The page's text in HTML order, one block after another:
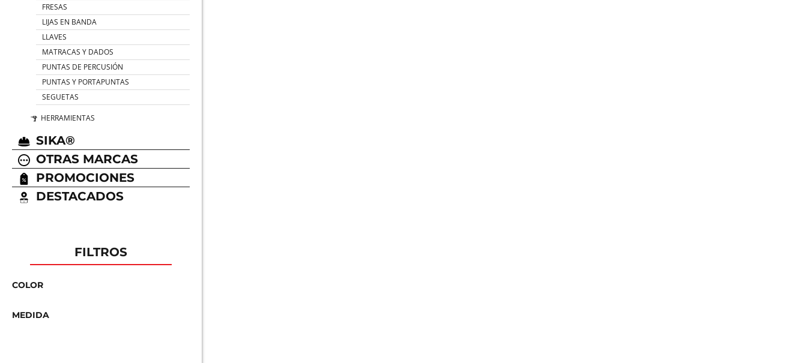
FRESAS
LIJAS EN BANDA
LLAVES
MATRACAS Y DADOS
PUNTAS DE PERCUSIÓN
PUNTAS Y PORTAPUNTAS
SEGUETAS
HERRAMIENTAS
SIKA®
OTRAS MARCAS
PROMOCIONES
DESTACADOS
FILTROS
COLOR
MEDIDA